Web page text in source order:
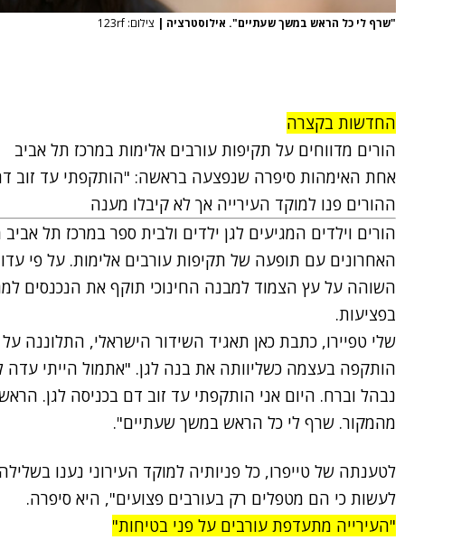
"שרף לי כל הראש במשך שעתיים". אילוסטרציה | צילום: 123rf
החדשות בקצרה
הורים מדווחים על תקיפות עורבים אלימות במרכז תל אביב
אחת האימהות סיפרה שנפצעה בראשה: "הותקפתי עד זוב
ההורים פנו למוקד העירייה אך לא קיבלו מענה
הורים וילדים המגיעים לגן ילדים ולבית ספר במרכז תל
האחרונים עם תופעה של תקיפות עורבים אלימות. על פי
השוהה על עץ הצמוד למבנה החינוכי תוקף את הנכנסים
בפציעות.
שלי טפיירו, כתבת כאן תאגיד השידור הישראלי, התלוננה
הותקפה בעצמה כשליוותה את בנה לגן. "אתמול הייתי עדה
נבהל וברח. היום אני הותקפתי עד זוב דם בכניסה לגן.
מהמקור. שרף לי כל הראש במשך שעתיים".
לטענתה של טייפרו, כל פניותיה למוקד העירוני נענו
לעשות כי הם מטפלים רק בעורבים פצועים", היא סיפרה.
"העירייה מתעדפת עורבים על פני בטיחות"